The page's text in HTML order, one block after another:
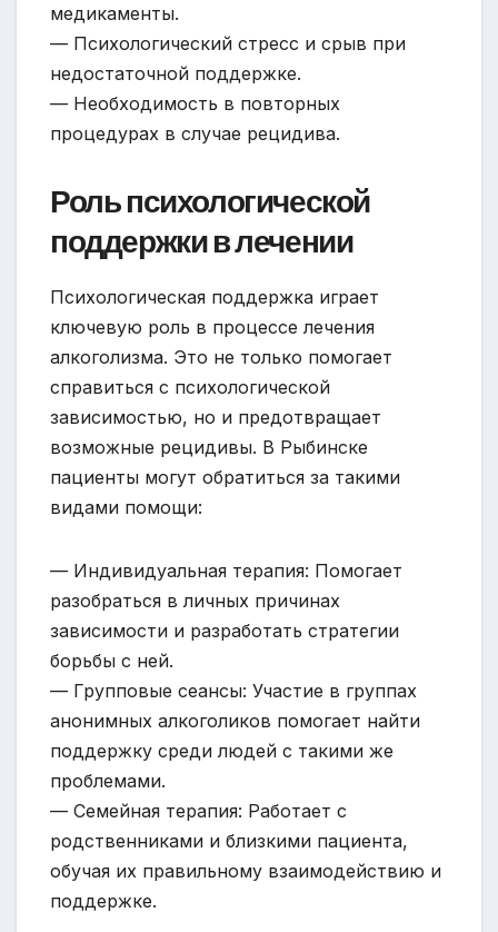
медикаменты.
— Психологический стресс и срыв при
недостаточной поддержке.
— Необходимость в повторных
процедурах в случае рецидива.
Роль психологической
поддержки в лечении
Психологическая поддержка играет
ключевую роль в процессе лечения
алкоголизма. Это не только помогает
справиться с психологической
зависимостью, но и предотвращает
возможные рецидивы. В Рыбинске
пациенты могут обратиться за такими
видами помощи:
— Индивидуальная терапия: Помогает
разобраться в личных причинах
зависимости и разработать стратегии
борьбы с ней.
— Групповые сеансы: Участие в группах
анонимных алкоголиков помогает найти
поддержку среди людей с такими же
проблемами.
— Семейная терапия: Работает с
родственниками и близкими пациента,
обучая их правильному взаимодействию и
поддержке.